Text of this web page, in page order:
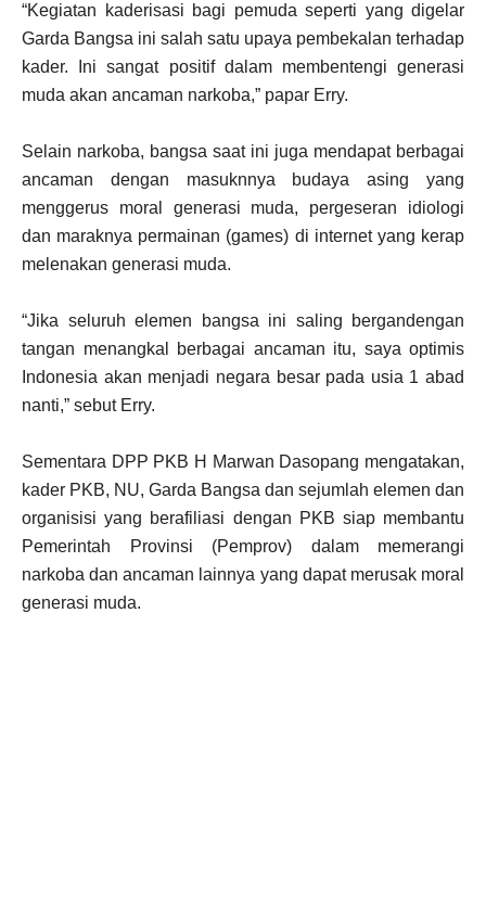
“Kegiatan kaderisasi bagi pemuda seperti yang digelar
Garda Bangsa ini salah satu upaya pembekalan terhadap
kader. Ini sangat positif dalam membentengi generasi
muda akan ancaman narkoba,” papar Erry.
Selain narkoba, bangsa saat ini juga mendapat berbagai
ancaman dengan masuknnya budaya asing yang
menggerus moral generasi muda, pergeseran idiologi
dan maraknya permainan (games) di internet yang kerap
melenakan generasi muda.
“Jika seluruh elemen bangsa ini saling bergandengan
tangan menangkal berbagai ancaman itu, saya optimis
Indonesia akan menjadi negara besar pada usia 1 abad
nanti,” sebut Erry.
Sementara DPP PKB H Marwan Dasopang mengatakan,
kader PKB, NU, Garda Bangsa dan sejumlah elemen dan
organisisi yang berafiliasi dengan PKB siap membantu
Pemerintah Provinsi (Pemprov) dalam memerangi
narkoba dan ancaman lainnya yang dapat merusak moral
generasi muda.